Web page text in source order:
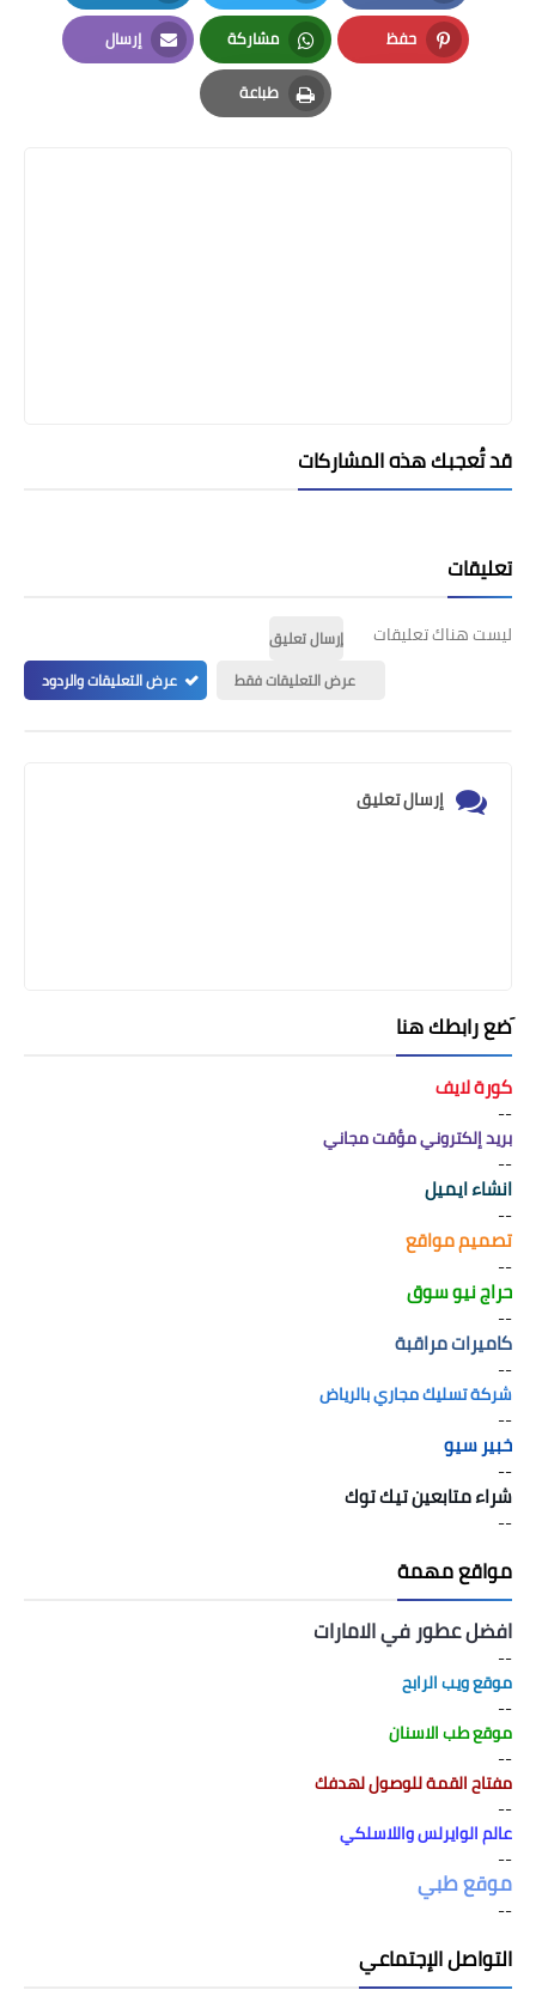
Facebook
Twitter
LinkedIn
حفظ
Pinterest
مشاركة
Whatsapp
إرسال
Email
طباعة
Print
قد تُعجبك هذه المشاركات
تعليقات
ليست هناك تعليقات
إرسال تعليق
عرض التعليقات فقط
عرض التعليقات والردود
إرسال تعليق
َضع رابطك هنا
كورة لايف
--
بريد إلكتروني مؤقت مجاني
--
انشاء ايميل
--
تصميم مواقع
--
حراج نيو سوق
--
كاميرات مراقبة
--
شركة تسليك مجاري بالرياض
--
خبير سيو
--
شراء متابعين تيك توك
--
مواقع مهمة
افضل عطور في الامارات
--
موقع ويب الرابح
--
موقع طب الاسنان
--
مفتاح القمة للوصول لهدفك
--
عالم الوايرلس واللاسلكي
--
موقع طبي
--
التواصل الإجتماعي